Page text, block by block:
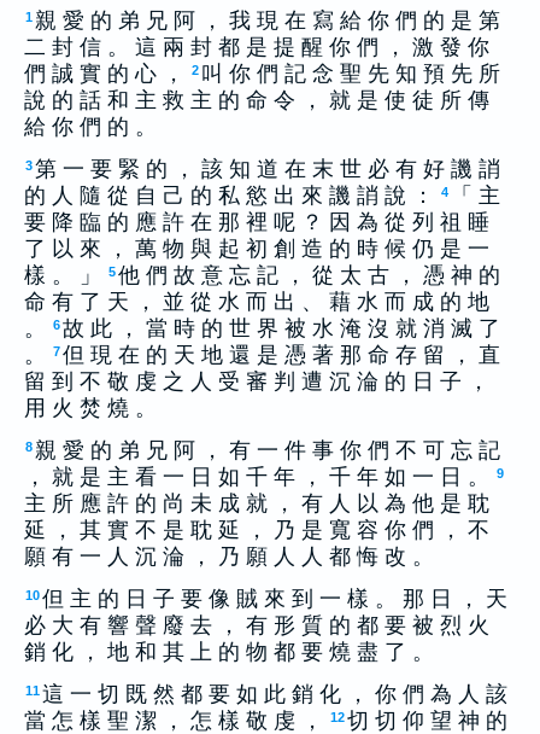
1親 愛 的 弟 兄 阿 ， 我 現 在 寫 給 你 們 的 是 第
二 封 信 。 這 兩 封 都 是 提 醒 你 們 ， 激 發 你
們 誠 實 的 心 ，
2 叫 你 們 記 念 聖 先 知 預 先 所
說 的 話 和 主 救 主 的 命 令 ， 就 是 使 徒 所 傳
給 你 們 的 。
3第 一 要 緊 的 ， 該 知 道 在 末 世 必 有 好 譏 誚
的 人 隨 從 自 己 的 私 慾 出 來 譏 誚 說 ：
4
「 主
要 降 臨 的 應 許 在 那 裡 呢 ？ 因 為 從 列 祖 睡
了 以 來 ， 萬 物 與 起 初 創 造 的 時 候 仍 是 一
樣 。 」
5他 們 故 意 忘 記 ， 從 太 古 ， 憑 神 的
命 有 了 天 ， 並 從 水 而 出 、 藉 水 而 成 的 地
。
6故 此 ， 當 時 的 世 界 被 水 淹 沒 就 消 滅 了
。
7但 現 在 的 天 地 還 是 憑 著 那 命 存 留 ， 直
留 到 不 敬 虔 之 人 受 審 判 遭 沉 淪 的 日 子 ，
用 火 焚 燒 。
8親 愛 的 弟 兄 阿 ， 有 一 件 事 你 們 不 可 忘 記
， 就 是 主 看 一 日 如 千 年 ， 千 年 如 一 日 。
9
主 所 應 許 的 尚 未 成 就 ， 有 人 以 為 他 是 耽
延 ， 其 實 不 是 耽 延 ， 乃 是 寬 容 你 們 ， 不
願 有 一 人 沉 淪 ， 乃 願 人 人 都 悔 改 。
10但 主 的 日 子 要 像 賊 來 到 一 樣 。 那 日 ， 天
必 大 有 響 聲 廢 去 ， 有 形 質 的 都 要 被 烈 火
銷 化 ， 地 和 其 上 的 物 都 要 燒 盡 了 。
11這 一 切 既 然 都 要 如 此 銷 化 ， 你 們 為 人 該
當 怎 樣 聖 潔 ， 怎 樣 敬 虔 ，
12切 切 仰 望 神 的